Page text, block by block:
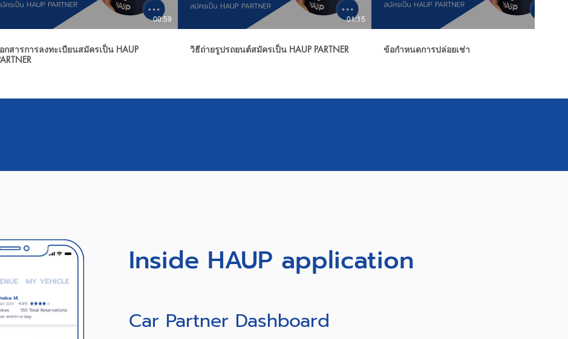
00:59
กสารการลงทะเบียนสมัครเป็น HAUP
01:15
วิธีถ่ายรูปรถยนต์สมัครเป็น HAUP PARTNER ข้อกำหนดการปล่อยเช่า
Inside HAUP application
Car Partner Dashboard